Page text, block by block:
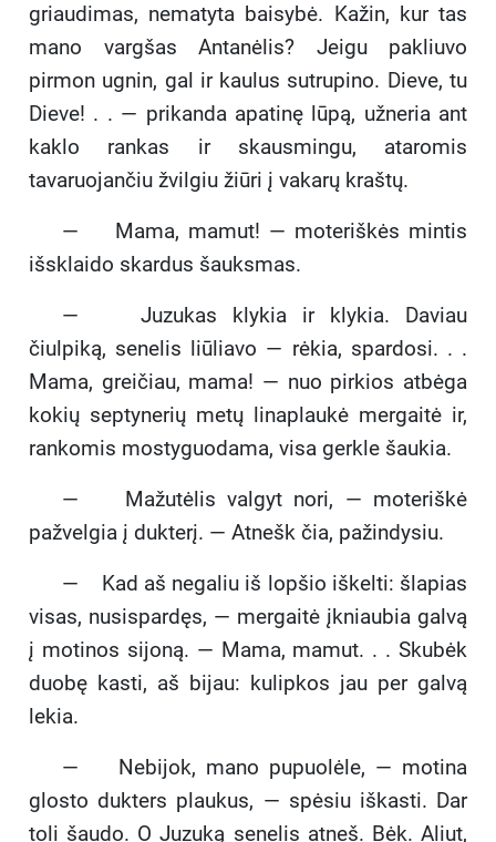
griaudimas, nematyta baisybė. Kažin, kur tas
mano vargšas Antanėlis? Jeigu pakliuvo
pirmon ugnin, gal ir kaulus sutrupino. Dieve, tu
Dieve! . . — prikanda apatinę lūpą, užneria ant
kaklo rankas ir skausmingu, ataromis
tavaruojančiu žvilgiu žiūri į vakarų kraštų.
— Mama, mamut! — moteriškės mintis
išsklaido skardus šauksmas.
— Juzukas klykia ir klykia. Daviau
čiulpiką, senelis liūliavo — rėkia, spardosi. . .
Mama, greičiau, mama! — nuo pirkios atbėga
kokių septynerių metų linaplaukė mergaitė ir,
rankomis mostyguodama, visa gerkle šaukia.
— Mažutėlis valgyt nori, — moteriškė
pažvelgia į dukterį. — Atnešk čia, pažindysiu.
— Kad aš negaliu iš lopšio iškelti: šlapias
visas, nusispardęs, — mergaitė įkniaubia galvą
į motinos sijoną. — Mama, mamut. . . Skubėk
duobę kasti, aš bijau: kulipkos jau per galvą
lekia.
— Nebijok, mano pupuolėle, — motina
glosto dukters plaukus, — spėsiu iškasti. Dar
toli šaudo. O Juzuką senelis atneš. Bėk. Aliut,